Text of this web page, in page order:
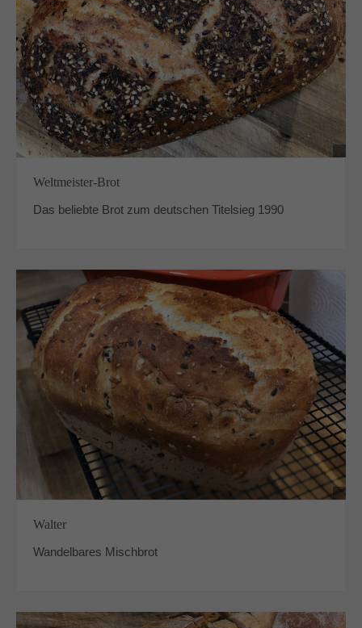
Weltmeister-Brot
Das beliebte Brot zum deutschen Titelsieg 1990
Walter
Wandelbares Mischbrot